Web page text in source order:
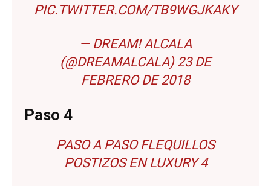
PIC.TWITTER.COM/TB9WGJKAKY
— DREAM! ALCALA
(@DREAMALCALA) 23 DE
FEBRERO DE 2018
Paso 4
PASO A PASO FLEQUILLOS
POSTIZOS EN LUXURY 4